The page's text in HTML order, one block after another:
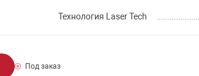
Технология Laser Tech
Под заказ